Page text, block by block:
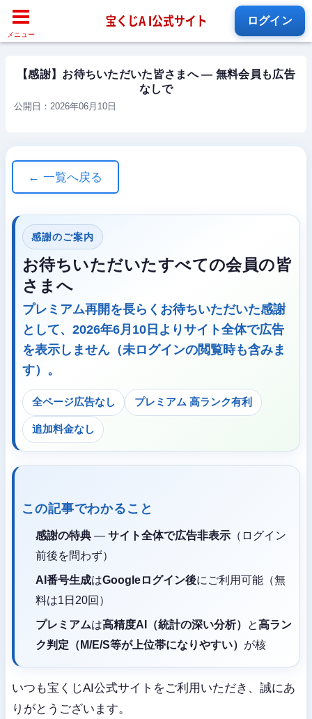
【感謝】お待ちいただいた皆さまへ — 無料会員も広告
なしで
公開日：2026年06月10日
← 一覧へ戻る
感謝のご案内
お待ちいただいたすべての会員の皆
さまへ
プレミアム再開を長らくお待ちいただいた感謝
として、2026年6月10日よりサイト全体で広告
を表示しません（未ログインの閲覧時も含みま
す）。
全ページ広告なし プレミアム 高ランク有利
追加料金なし
この記事でわかること
感謝の特典— サイト全体で広告非表示（ログイン
前後を問わず）
AI番号生成はGoogleログイン後にご利用可能（無
料は1日20回）
プレミアムは高精度AI（統計の深い分析） と高ラン
ク判定（M/E/S等が上位帯になりやすい） が核
いつも宝くじAI公式サイトをご利用いただき、誠にあ
りがとうございます。
メニュー
ログイン